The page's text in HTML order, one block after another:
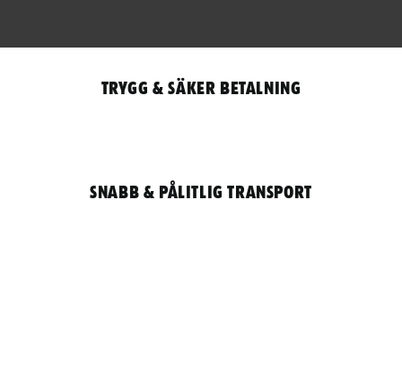
Trygg & säker betalning
Snabb & pålitlig transport